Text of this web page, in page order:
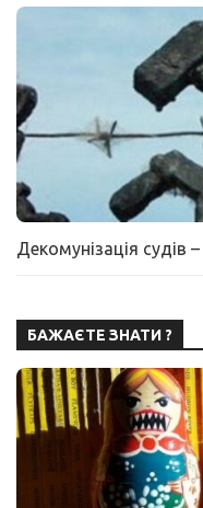
Декомунізація судів
БАЖАЄТЕ ЗНАТИ ?